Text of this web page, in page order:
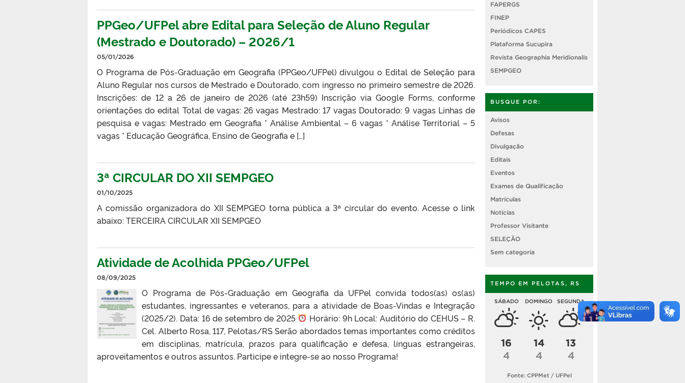
PPGeo/UFPel abre Edital para Seleção de Aluno Regular
(Mestrado e Doutorado) – 2026/1
05/01/2026
O Programa de Pós-Graduação em Geografia (PPGeo/UFPel) divulgou o Edital de Seleção para
Aluno Regular nos cursos de Mestrado e Doutorado, com ingresso no primeiro semestre de 2026.
Inscrições: de 12 a 26 de janeiro de 2026 (até 23h59) Inscrição via Google Forms, conforme
orientações do edital Total de vagas: 26 vagas Mestrado: 17 vagas Doutorado: 9 vagas Linhas de
pesquisa e vagas: Mestrado em Geografia * Análise Ambiental – 6 vagas * Análise Territorial – 5
vagas * Educação Geográfica, Ensino de Geografia e […]
3ª CIRCULAR DO XII SEMPGEO
01/10/2025
A comissão organizadora do XII SEMPGEO torna pública a 3ª circular do evento. Acesse o link
abaixo: TERCEIRA CIRCULAR XII SEMPGEO
Atividade de Acolhida PPGeo/UFPel
08/09/2025
O Programa de Pós-Graduação em Geografia da UFPel convida todos(as) os(as)
estudantes, ingressantes e veteranos, para a atividade de Boas-Vindas e Integração
(2025/2). Data: 16 de setembro de 2025
Horário: 9h Local: Auditório do CEHUS – R.
Cel. Alberto Rosa, 117, Pelotas/RS Serão abordados temas importantes como créditos
em disciplinas, matrícula, prazos para qualificação e defesa, línguas estrangeiras,
aproveitamentos e outros assuntos. Participe e integre-se ao nosso Programa!
FAPERGS
FINEP
Periódicos CAPES
Plataforma Sucupira
Revista Geographia Meridionalis
SEMPGEO
BUSQUE POR:
Avisos
Defesas
Divulgação
Editais
Eventos
Exames de Qualificação
Matrículas
Notícias
Professor Visitante
SELEÇÃO
Sem categoria
TEMPO EM PELOTAS, RS
SÁBADO
16
4
DOMINGO
14
4
SEGUNDA
13
4
Fonte: CPPMet / UFPel